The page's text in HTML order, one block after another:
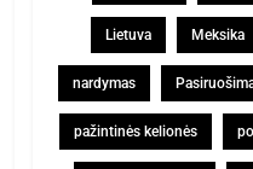
Lietuva Meksika
nardymas
pažintinės kelionės